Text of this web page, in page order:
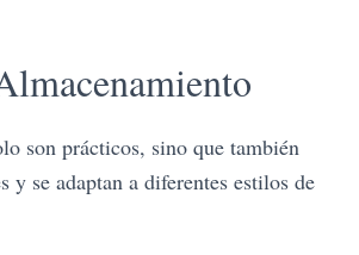
son prácticos, sino que también
y se adaptan a diferentes estilos de